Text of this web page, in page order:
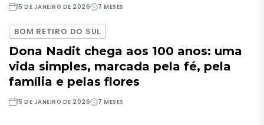
15 DE JANEIRO DE 2026 7 MESES
BOM RETIRO DO SUL
Dona Nadit chega aos 100 anos: uma
vida simples, marcada pela fé, pela
família e pelas flores
15 DE JANEIRO DE 2026 7 MESES